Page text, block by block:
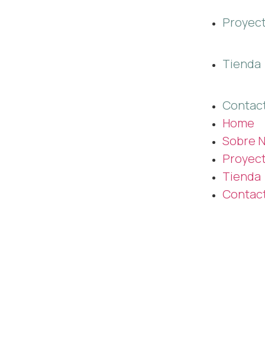
Tienda
Home
Sobre
Tienda